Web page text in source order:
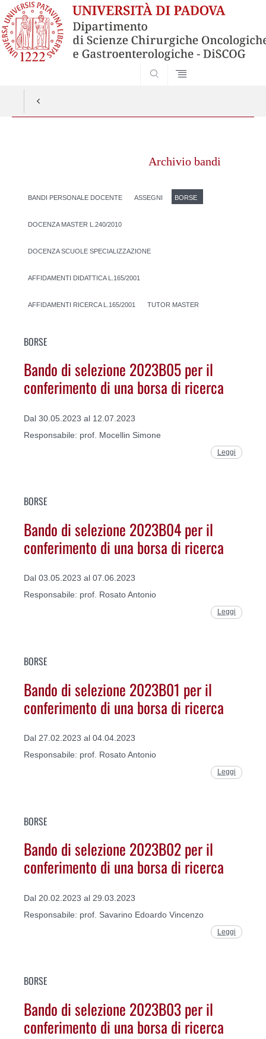
Archivio bandi
BANDI PERSONALE DOCENTE ASSEGNI BORSE
DOCENZA MASTER L.240/2010
DOCENZA SCUOLE SPECIALIZZAZIONE
AFFIDAMENTI DIDATTICA L.165/2001
AFFIDAMENTI RICERCA L.165/2001 TUTOR MASTER
BORSE
Bando di selezione 2023B05 per il
conferimento di una borsa di ricerca
Dal 30.05.2023 al 12.07.2023
Responsabile: prof. Mocellin Simone
Leggi
BORSE
Bando di selezione 2023B04 per il
conferimento di una borsa di ricerca
Dal 03.05.2023 al 07.06.2023
Responsabile: prof. Rosato Antonio
Leggi
BORSE
Bando di selezione 2023B01 per il
conferimento di una borsa di ricerca
Dal 27.02.2023 al 04.04.2023
Responsabile: prof. Rosato Antonio
Leggi
BORSE
Bando di selezione 2023B02 per il
conferimento di una borsa di ricerca
Dal 20.02.2023 al 29.03.2023
Responsabile: prof. Savarino Edoardo Vincenzo
Leggi
BORSE
Bando di selezione 2023B03 per il
conferimento di una borsa di ricerca